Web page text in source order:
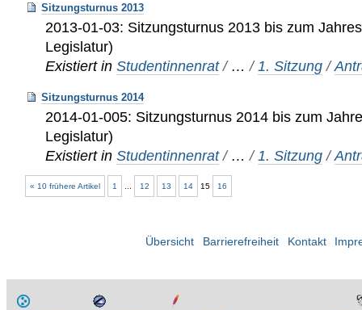
Sitzungsturnus 2013
2013-01-03: Sitzungsturnus 2013 bis zum
Legislatur)
Existiert in Studentinnenrat / …/ 1. Sitzung /
Sitzungsturnus 2014
2014-01-005: Sitzungsturnus 2014 bis zum
Legislatur)
Existiert in Studentinnenrat / …/ 1. Sitzung /
« 10 frühere Artikel 1 12 13 14 15 16
Übersicht Barrierefreiheit Kontakt